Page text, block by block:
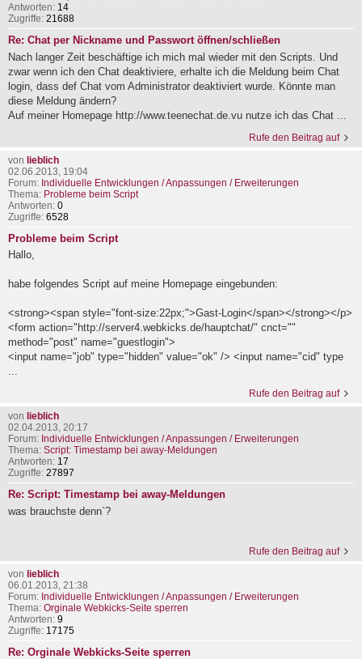
Antworten: 14
Zugriffe: 21688
Re: Chat per Nickname und Passwort öffnen/schließen
Nach langer Zeit beschäftige ich mich mal wieder mit den Scripts. Und
zwar wenn ich den Chat deaktiviere, erhalte ich die Meldung beim Chat
login, dass def Chat vom Administrator deaktiviert wurde. Könnte man
diese Meldung ändern?
Auf meiner Homepage http://www.teenechat.de.vu nutze ich das Chat ...
Rufe den Beitrag auf
von lieblich
02.06.2013, 19:04
Forum: Individuelle Entwicklungen / Anpassungen / Erweiterungen
Thema: Probleme beim Script
Antworten: 0
Zugriffe: 6528
Probleme beim Script
Hallo,
habe folgendes Script auf meine Homepage eingebunden:
<strong><span style="font-size:22px;">Gast-Login</span></strong></p>
<form action="http://server4.webkicks.de/hauptchat/" cnct=""
method="post" name="guestlogin">
<input name="job" type="hidden" value="ok" /> <input name="cid" type
...
Rufe den Beitrag auf
von lieblich
02.04.2013, 20:17
Forum: Individuelle Entwicklungen / Anpassungen / Erweiterungen
Thema: Script: Timestamp bei away-Meldungen
Antworten: 17
Zugriffe: 27897
Re: Script: Timestamp bei away-Meldungen
was brauchste denn`?
Rufe den Beitrag auf
von lieblich
06.01.2013, 21:38
Forum: Individuelle Entwicklungen / Anpassungen / Erweiterungen
Thema: Orginale Webkicks-Seite sperren
Antworten: 9
Zugriffe: 17175
Re: Orginale Webkicks-Seite sperren